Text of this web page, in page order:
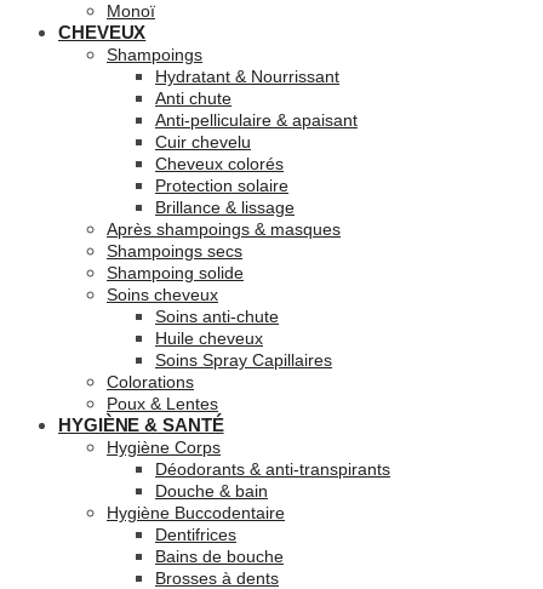
Monoï
CHEVEUX
Shampoings
Hydratant & Nourrissant
Anti chute
Anti-pelliculaire & apaisant
Cuir chevelu
Cheveux colorés
Protection solaire
Brillance & lissage
Après shampoings & masques
Shampoings secs
Shampoing solide
Soins cheveux
Soins anti-chute
Huile cheveux
Soins Spray Capillaires
Colorations
Poux & Lentes
HYGIÈNE & SANTÉ
Hygiène Corps
Déodorants & anti-transpirants
Douche & bain
Hygiène Buccodentaire
Dentifrices
Bains de bouche
Brosses à dents